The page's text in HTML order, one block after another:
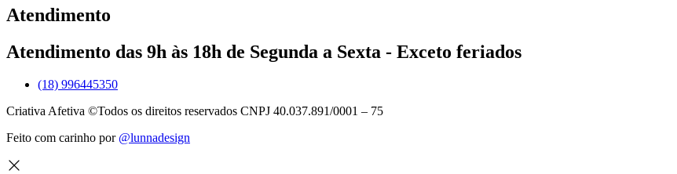
Atendimento
Atendimento das 9h às 18h de Segunda a Sexta - Exceto feriados
(18) 996445350
Criativa Afetiva ©Todos os direitos reservados CNPJ 40.037.891/0001 – 75
Feito com carinho por @lunnadesign